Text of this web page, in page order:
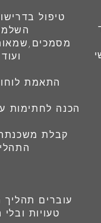
טיפול
ועוד
התאמת
הכנה לחתימות
קבלת
עוברים תהליך
טעויות